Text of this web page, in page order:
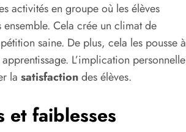
activités en groupe où les élèves
Cela crée un climat de
saine. De plus, cela les pousse à
L’implication personnelle
la satisfactiondes élèves.
et faiblesses